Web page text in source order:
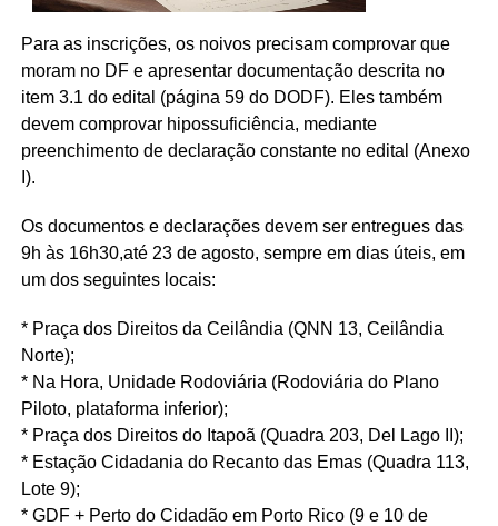
Para as inscrições, os noivos precisam comprovar que
moram no DF e apresentar documentação descrita no
item 3.1 do edital (página 59 do DODF). Eles também
devem comprovar hipossuficiência, mediante
preenchimento de declaração constante no edital (Anexo
I).
Os documentos e declarações devem ser entregues das
9h às 16h30,até 23 de agosto, sempre em dias úteis, em
um dos seguintes locais:
* Praça dos Direitos da Ceilândia (QNN 13, Ceilândia
Norte);
* Na Hora, Unidade Rodoviária (Rodoviária do Plano
Piloto, plataforma inferior);
* Praça dos Direitos do Itapoã (Quadra 203, Del Lago II);
* Estação Cidadania do Recanto das Emas (Quadra 113,
Lote 9);
* GDF + Perto do Cidadão em Porto Rico (9 e 10 de